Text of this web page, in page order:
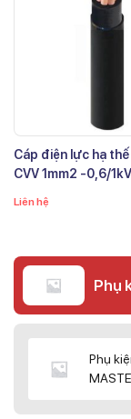
Cáp điện lực hạ thế
CVV 1mm2 -0,6/1kV
Liên hệ
Phụ
Phụ